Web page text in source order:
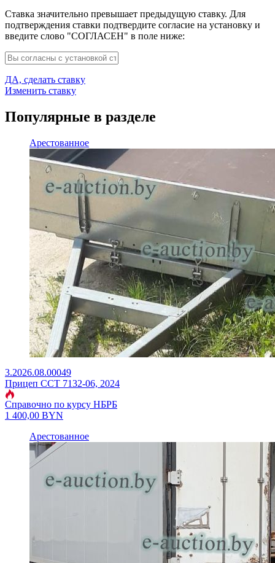
Ставка значительно превышает предыдущую ставку. Для
подтверждения ставки подтвердите согласие на установку и
введите слово "СОГЛАСЕН" в поле ниже:
ДА, сделать ставку
Изменить ставку
Популярные в разделе
Арестованное
3.2026.08.00049
Прицеп ССТ 7132-06, 2024
Справочно по курсу НБРБ
1 400,00 BYN
Арестованное